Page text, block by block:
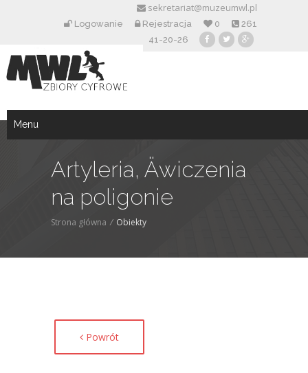
sekretariat@muzeumwl.pl
Logowanie Rejestracja 0
261
41-20-26
Menu
Artyleria, Äwiczenia
na poligonie
Strona główna / Obiekty
Powrót